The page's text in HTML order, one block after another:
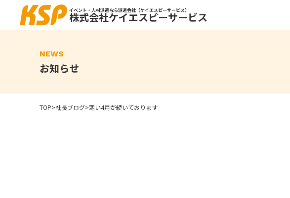
content
イベント・人材派遣なら派遣会社【ケイエスピーサービス】
株式会社ケイエスピーサービス
NEWS
お知らせ
TOP>社長ブログ>寒い4月が続いております